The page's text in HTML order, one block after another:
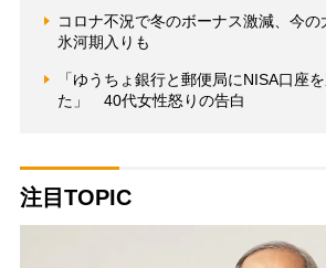
コロナ不況で冬のボーナス激減、今
氷河期入りも
「ゆうちょ銀行と郵便局にNISA口座
た」 40代女性怒りの告白
注目TOPIC